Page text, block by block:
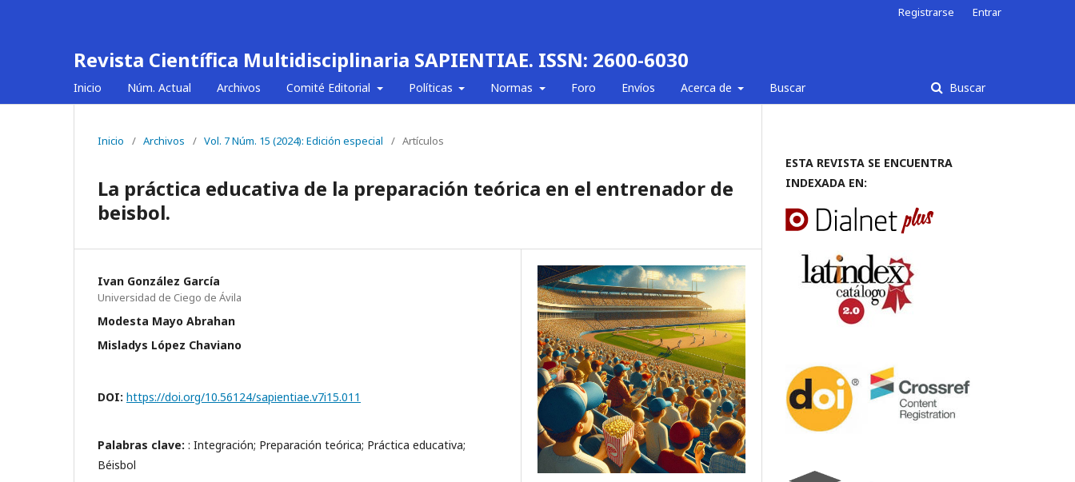
Revista Científica Multidisciplinaria SAPIENTIAE. ISSN: 2600-6030
Inicio Núm. Actual Archivos Comité Editorial Políticas Normas Foro Envíos Acerca de Buscar Buscar
Registrarse Entrar
Inicio / Archivos / Vol. 7 Núm. 15 (2024): Edición especial / Artículos
La práctica educativa de la preparación teórica en el entrenador de
beisbol.
Ivan González García
Universidad de Ciego de Ávila
Modesta Mayo Abrahan
Misladys López Chaviano
DOI: https://doi.org/10.56124/sapientiae.v7i15.011
Palabras clave: : Integración; Preparación teórica; Práctica educativa;
Béisbol
ESTA REVISTA SE ENCUENTRA
INDEXADA EN: